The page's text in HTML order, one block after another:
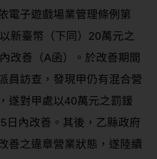
電子遊戲場業管理條例第
新臺幣（下同）20萬元之
改善（A函）。於改善期間
員訪查，發現甲仍有混合營
遂對甲處以40萬元之罰鍰
日內改善。其後，乙縣政府
善之違章營業狀態，遂陸續